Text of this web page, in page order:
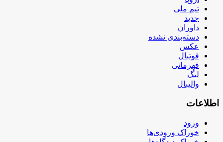
تیم ملی
جدید
داوران
دسته‌بندی نشده
عکس
فوتبال
قهرمانی
لیگ
والیبال
اطلاعات
ورود
خوراک ورودی‌ها